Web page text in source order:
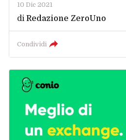
10 Dic 2021
diRedazione ZeroUno
Condividi